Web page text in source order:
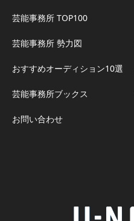
芸能事務所 TOP100
芸能事務所 勢力図
おすすめオーディション10選
芸能事務所ブックス
お問い合わせ